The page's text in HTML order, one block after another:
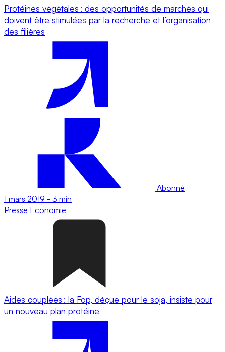
Protéines végétales : des opportunités de marchés qui
doivent être stimulées par la recherche et l’organisation
des filières
Abonné
1 mars 2019 - 3 min
Presse Economie
Aides couplées : la Fop, déçue pour le soja, insiste pour
un nouveau plan protéine